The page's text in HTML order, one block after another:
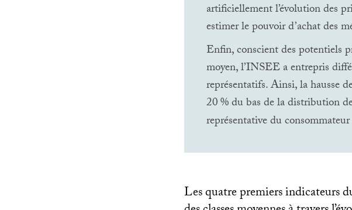
artificiellement l’évolution des
estimer le pouvoir d’achat des
Enfin, conscient des potentiels
moyen, l’INSEEa entrepris
représentatifs. Ainsi, la hausse
20% du bas de la distribution
représentative du
Les quatre premiers indicateurs